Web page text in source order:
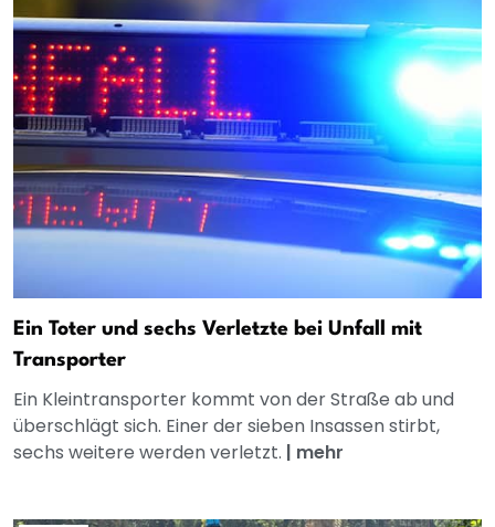
Ein Toter und sechs Verletzte bei Unfall mit
Transporter
Ein Kleintransporter kommt von der Straße ab und
überschlägt sich. Einer der sieben Insassen stirbt,
sechs weitere werden verletzt. | mehr